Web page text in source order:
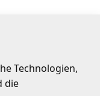
Technologien,
die
·